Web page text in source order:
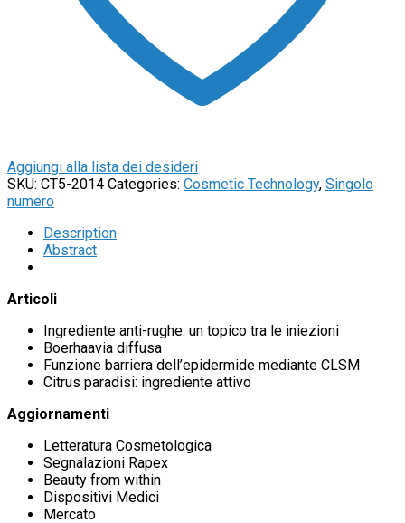
Aggiungi alla lista dei desideri
SKU: CT5-2014 Categories: Cosmetic Technology, Singolo
numero
Description
Abstract
Articoli
Ingrediente anti-rughe: un topico tra le iniezioni
Boerhaavia diffusa
Funzione barriera dell’epidermide mediante CLSM
Citrus paradisi: ingrediente attivo
Aggiornamenti
Letteratura Cosmetologica
Segnalazioni Rapex
Beauty from within
Dispositivi Medici
Mercato